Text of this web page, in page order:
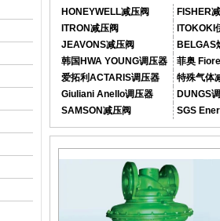
HONEYWELL减压阀
FISHER
ITRON减压阀
ITOKOKI
JEAVONS减压阀
BELGAS
韩国HWA YOUNG调压器
菲奥
爱拓利ACTARIS调压器
特殊气体
Giuliani Anello调压器
DUNGS
SAMSON减压阀
SGS